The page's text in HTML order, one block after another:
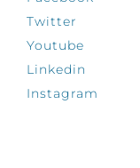
Twitter
Youtube
Linkedin
Instagram